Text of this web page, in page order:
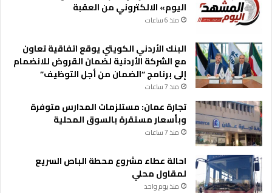
اليوم» الالكتروني من العقبة
منذ 6 ساعات
البنك الأردني الكويتي يوقع اتفاقية تعاون
مع الشركة الأردنية لضمان القروض للانضمام
إلى برنامج “الضمان من أجل التوظيف”
منذ 7 ساعات
تجارة عمان: مستلزمات المدارس متوفرة
وبأسعار مستقرة بالسوق المحلية
منذ 7 ساعات
احالة عطاء مشروع محطة الباص السريع
لمقاول محلي
منذ يوم واحد